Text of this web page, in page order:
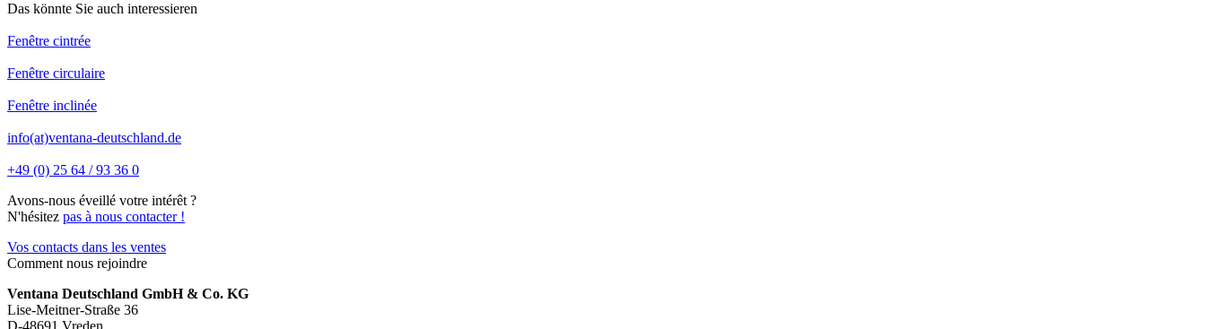
Das könnte Sie auch interessieren
Fenêtre cintrée
Fenêtre circulaire
Fenêtre inclinée
info(at)ventana-deutschland.de
+49 (0) 25 64 / 93 36 0
Avons-nous éveillé votre intérêt ?
N'hésitez pas à nous contacter !
Vos contacts dans les ventes
Comment nous rejoindre
Ventana Deutschland GmbH & Co. KG
Lise-Meitner-Straße 36
D-48691 Vreden